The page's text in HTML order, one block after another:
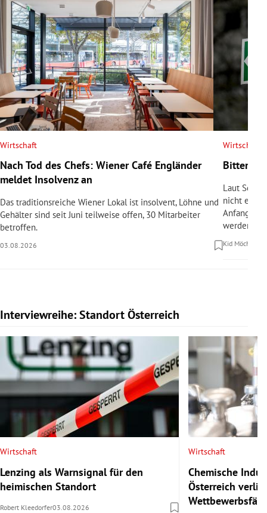
Wirtschaft
Nach Tod des Chefs: Wiener Café Engländer
meldet Insolvenz an
Das traditionsreiche Wiener Lokal ist insolvent, Löhne und
Gehälter sind seit Juni teilweise offen, 30 Mitarbeiter
betroffen.
03.08.2026
Wirtschaft
Bittere
Laut
nicht
werden.
Kid Möchel
Interviewreihe: Standort Österreich
Slide 1 von 20
Wirtschaft
Lenzing als Warnsignal für den
heimischen Standort
Robert Kleedorfer03.08.2026
Wirtschaft
Chemische
Österreich